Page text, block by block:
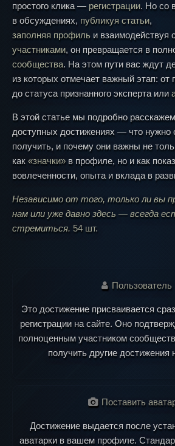
простого клика — регистрации. Но со
в обсуждениях, публикуя статьи,
заполняя профиль и взаимодействуя
участниками, он превращается в
сообщества. На этом пути вас ждут
из которых отмечает важный этап: от
до статуса признанного эксперта или
В этой статье мы подробно
доступных достижениях — что нужно
получить, и почему они важны не
как «значки» в профиле, но и как
вовлеченности, опыта и вклада в
Независимо от того, только ли вы
нам или уже давно здесь — всегда
стремиться. 54 шт.
Пользователь
Это достижение присваивается
регистрации на сайте. Оно
полноценным участником
получить другие достижения
Поставить
Достижение выдается после
аватарки в вашем профиле.